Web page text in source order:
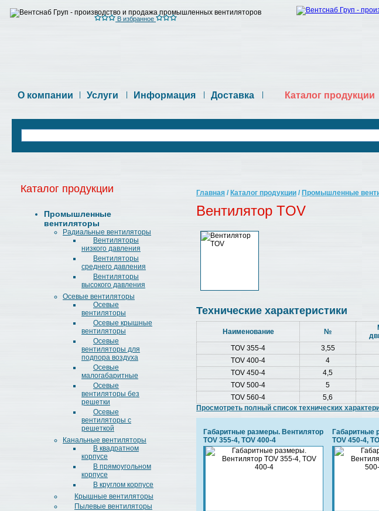
В избранное
О компании Услуги Информация Доставка Каталог продукции
Каталог продукции
Промышленные
вентиляторы
Радиальные вентиляторы
Вентиляторы
низкого давления
Вентиляторы
среднего давления
Вентиляторы
высокого давления
Осевые вентиляторы
Осевые
вентиляторы
Осевые крышные
вентиляторы
Осевые
вентиляторы для
подпора воздуха
Осевые
малогабаритные
Осевые
вентиляторы без
решетки
Осевые
вентиляторы с
решеткой
Канальные вентиляторы
В квадратном
корпусе
В прямоугольном
корпусе
В круглом корпусе
Крышные вентиляторы
Пылевые вентиляторы
Главная /Каталог продукции /Промышленные
Вентилятор TOV
Технические характеристики
Наименование №
TOV 355-4
3,55
TOV 400-4
4
TOV 450-4
4,5
TOV 500-4
5
TOV 560-4
5,6
Просмотреть полный список технических
Габаритные размеры. Вентилятор
TOV 355-4, TOV 400-4
Габаритные
TOV 450-4,